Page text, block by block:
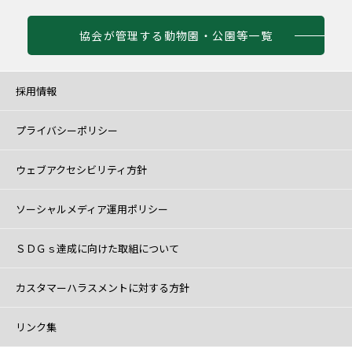
協会が管理する動物園・公園等一覧
採用情報
プライバシーポリシー
ウェブアクセシビリティ方針
ソーシャルメディア運用ポリシー
ＳＤＧｓ達成に向けた取組について
カスタマーハラスメントに対する方針
リンク集